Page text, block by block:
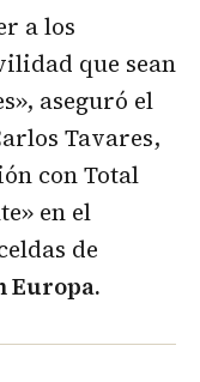
a los
que sean
aseguró el
Tavares,
con Total
en el
de
Europa.